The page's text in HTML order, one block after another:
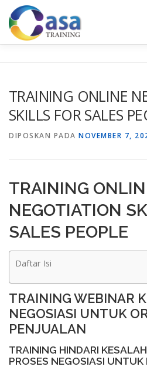
Lompat
konten
KONTAK KAMI SERTIFIKASI
TRAINING ONLINE
SKILLS FOR SALES
DIPOSKAN PADA NOVEMBER 7,
TRAINING
NEGOTIATION
SALES PEOPLE
Daftar Isi
TRAINING WEBINAR
NEGOSIASI UNTUK
PENJUALAN
TRAINING HINDARI
PROSES NEGOSIASI UNTUK